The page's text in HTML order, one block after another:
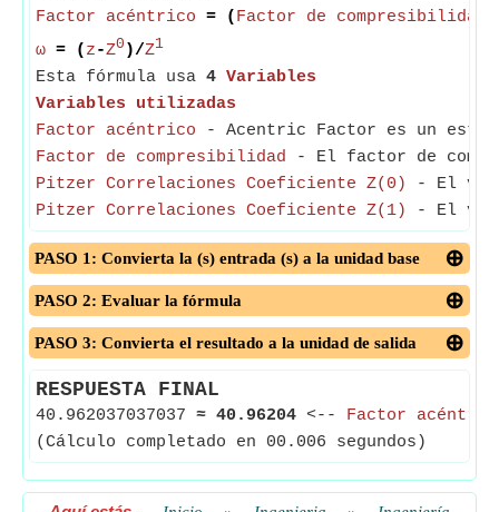
Factor acéntrico = ( Factor de compresibilidad
ω = ( z-Z0 )/Z1
Esta fórmula usa 4 Variables
Variables utilizadas
Factor acéntrico - Acentric Factor es un
Factor de compresibilidad - El factor de
Pitzer Correlaciones Coeficiente Z(0)
- El
Pitzer Correlaciones Coeficiente Z(1)
- El
PASO 1: Convierta la (s) entrada (s) a la unidad base
PASO 2: Evaluar la fórmula
PASO 3: Convierta el resultado a la unidad de salida
RESPUESTA FINAL
40.962037037037 ≈ 40.96204 <-- Factor
(Cálculo completado en 00.006 segundos)